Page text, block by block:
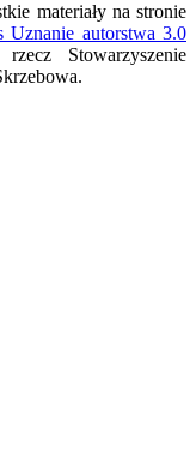
materiały na stronie
Uznanie autorstwa 3.0
Stowarzyszenie